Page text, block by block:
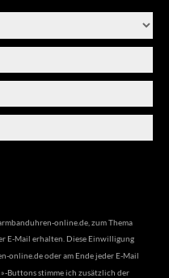
online.de, zum Thema
E-Mail erhalten. Diese Einwilligung
online.deoder am Ende jeder E-Mail
Buttons stimme ich zusätzlich der